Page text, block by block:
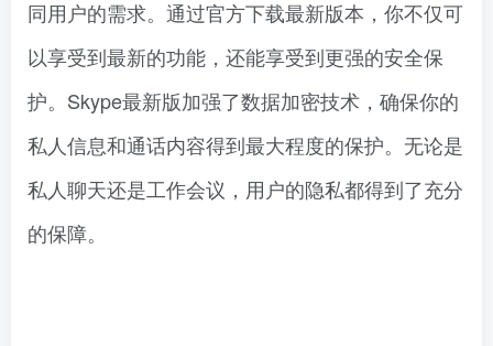
同用户的需求。通过官方下载最新版本，你不仅可
以享受到最新的功能，还能享受到更强的安全保
护。Skype最新版加强了数据加密技术，确保你的
私人信息和通话内容得到最大程度的保护。无论是
私人聊天还是工作会议，用户的隐私都得到了充分
的保障。